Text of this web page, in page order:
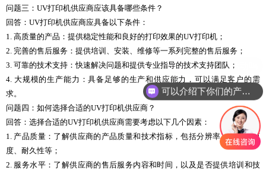
问题三：UV打印机供应商应该具备哪些条件？
回答：UV打印机供应商应具备以下条件：
1. 高质量的产品：提供稳定性能和良好的打印效果的UV打印机；
2. 完善的售后服务：提供培训、安装、维修等一系列完整的售后服务；
3. 可靠的技术支持：快速解决问题和提供专业指导的技术支持团队；
4. 大规模的生产能力：具备足够的生产和供应能力，可以满足客户的需
求。
问题四：如何选择合适的UV打印机供应商？
回答：选择合适的UV打印机供应商需要考虑以下几个因素：
1. 产品质量：了解供应商的产品质量和技术指标，包括分辨率、颜色还原
度、耐久性等；
2. 服务水平：了解供应商的售后服务内容和时间，以及是否提供培训和技
可以介绍下你们的产品么